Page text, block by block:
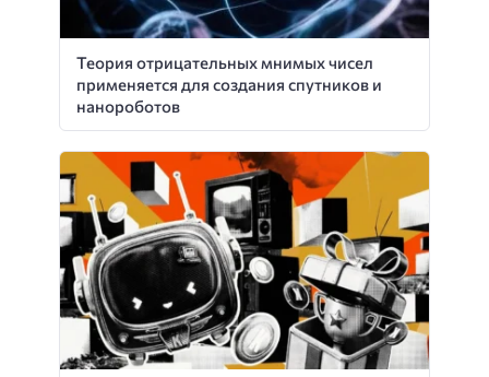
Теория отрицательных мнимых чисел
применяется для создания спутников и
нанороботов